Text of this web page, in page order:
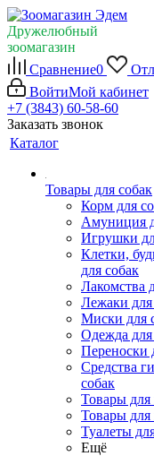
Дружелюбный
зоомагазин
Сравнение0
ВойтиМой кабинет
+7 (3843) 60-58-60
Заказать звонок
Каталог
Товары для собак
Корм для
Амуниция
Игрушки
Клетки,
для собак
Лакомства
Лежаки для
Миски для
Одежда для
Переноски
Средства
собак
Товары для
Товары
Туалеты
Ещё